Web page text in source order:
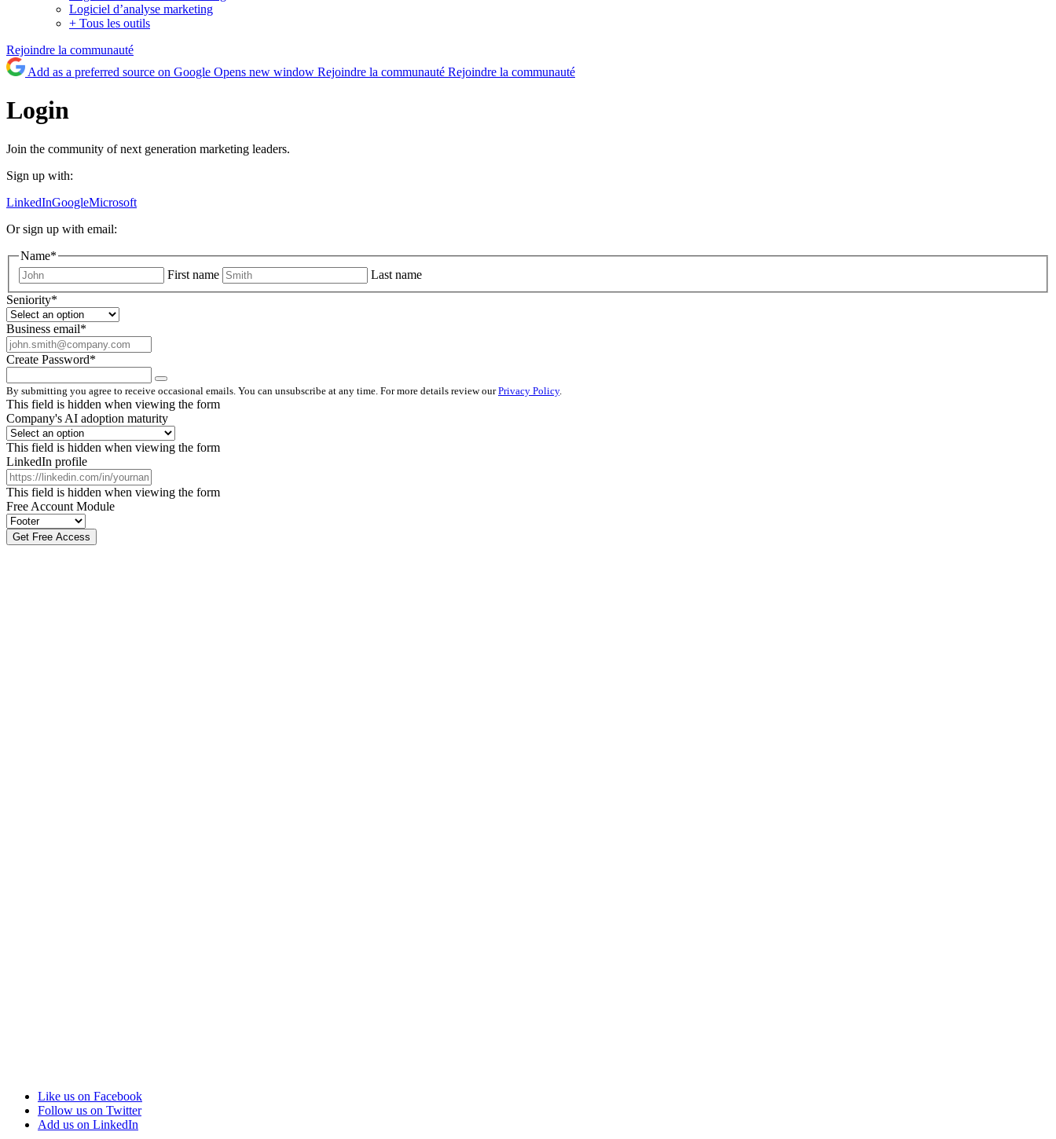
Logiciel d’analyse marketing
+ Tous les outils
Rejoindre la communauté
Add as a preferred source on Google Opens new window Rejoindre la communauté Rejoindre la communauté
Login
Join the community of next generation marketing leaders.
Sign up with:
LinkedInGoogleMicrosoft
Or sign up with email:
Name*
First name
Last name
Seniority*
Business email*
Create Password*
By submitting you agree to receive occasional emails. You can unsubscribe at any time. For more details review ourPrivacy Policy.
This field is hidden when viewing the form
Company's AI adoption maturity
This field is hidden when viewing the form
LinkedIn profile
This field is hidden when viewing the form
Free Account Module
Like us on Facebook
Follow us on Twitter
Add us on LinkedIn